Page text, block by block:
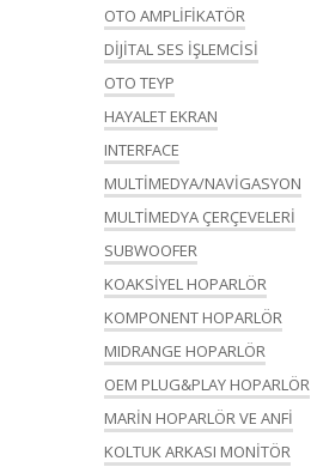
OTO AMPLİFİKATÖR
DİJİTAL SES İŞLEMCİSİ
OTO TEYP
HAYALET EKRAN
INTERFACE
MULTİMEDYA/NAVİGASYON
MULTİMEDYA ÇERÇEVELERİ
SUBWOOFER
KOAKSİYEL HOPARLÖR
KOMPONENT HOPARLÖR
MIDRANGE HOPARLÖR
OEM PLUG&PLAY HOPARLÖR
MARİN HOPARLÖR VE ANFİ
KOLTUK ARKASI MONİTÖR